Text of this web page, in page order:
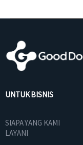
UNTUK BISNIS
SIAPA YANG KAMI
LAYANI